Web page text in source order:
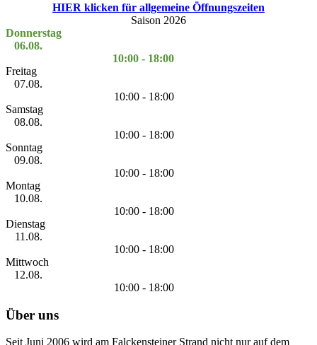
HIER klicken für allgemeine Öffnungszeiten
Saison 2026
Donnerstag
06.08.
10:00 - 18:00
Freitag
07.08.
10:00 - 18:00
Samstag
08.08.
10:00 - 18:00
Sonntag
09.08.
10:00 - 18:00
Montag
10.08.
10:00 - 18:00
Dienstag
11.08.
10:00 - 18:00
Mittwoch
12.08.
10:00 - 18:00
Über uns
Seit Juni 2006 wird am Falckensteiner Strand nicht nur auf dem